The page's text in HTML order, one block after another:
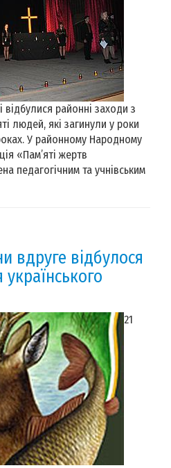
районні заходи з
людей, які загинули у роки
У районному Народному
«Пам’яті жертв
педагогічним та учнівським
вдруге відбулося
21